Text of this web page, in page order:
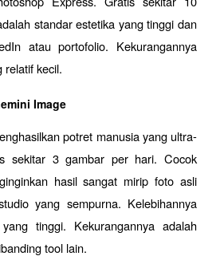
standar estetika yang tinggi dan
atau portofolio. Kekurangannya
relatif kecil.
Image
potret manusia yang ultra-
sekitar 3 gambar per hari. Cocok
hasil sangat mirip foto asli
yang sempurna. Kelebihannya
tinggi. Kekurangannya adalah
tool lain.